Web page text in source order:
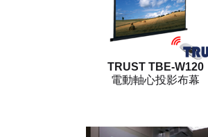
TRUST TBE-W120
電動軸心投影布幕